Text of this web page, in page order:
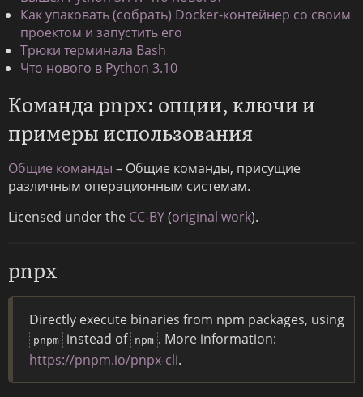
Как упаковать (собрать) Docker-контейнер со своим
проектом и запустить его
Трюки терминала Bash
Что нового в Python 3.10
Команда pnpx: опции, ключи и
примеры использования
Общие команды – Общие команды, присущие
различным операционным системам.
Licensed under the CC-BY(original work).
pnpx
Directly execute binaries from npm packages, using
pnpm instead of npm . More information:
https://pnpm.io/pnpx-cli.